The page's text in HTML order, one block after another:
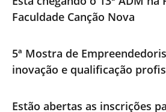
Faculdade Canção Nova
5ª Mostra de
inovação e qualificação
Estão abertas as inscrições